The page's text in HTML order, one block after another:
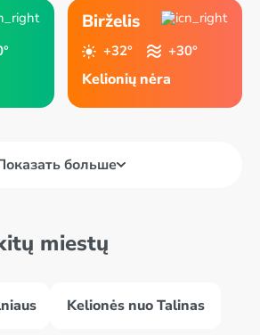
Birželis
+32° +30°
Kelionių nėra
больше
miestų
Kelionės nuo Talinas